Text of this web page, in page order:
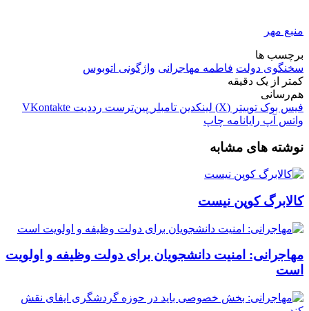
منبع مهر
برچسب ها
سخنگوی دولت فاطمه مهاجرانی واژگونی اتوبوس
کمتر از یک دقیقه
هم‌رسانی
فیس بوک توییتر (X) لینکدین ‫تامبلر ‫پین‌ترست ‫رددیت ‫VKontakte
واتس آپ رایانامه چاپ
نوشته های مشابه
کالابرگ کوپن نیست
مهاجرانی: امنیت دانشجویان برای دولت وظیفه و اولویت
است